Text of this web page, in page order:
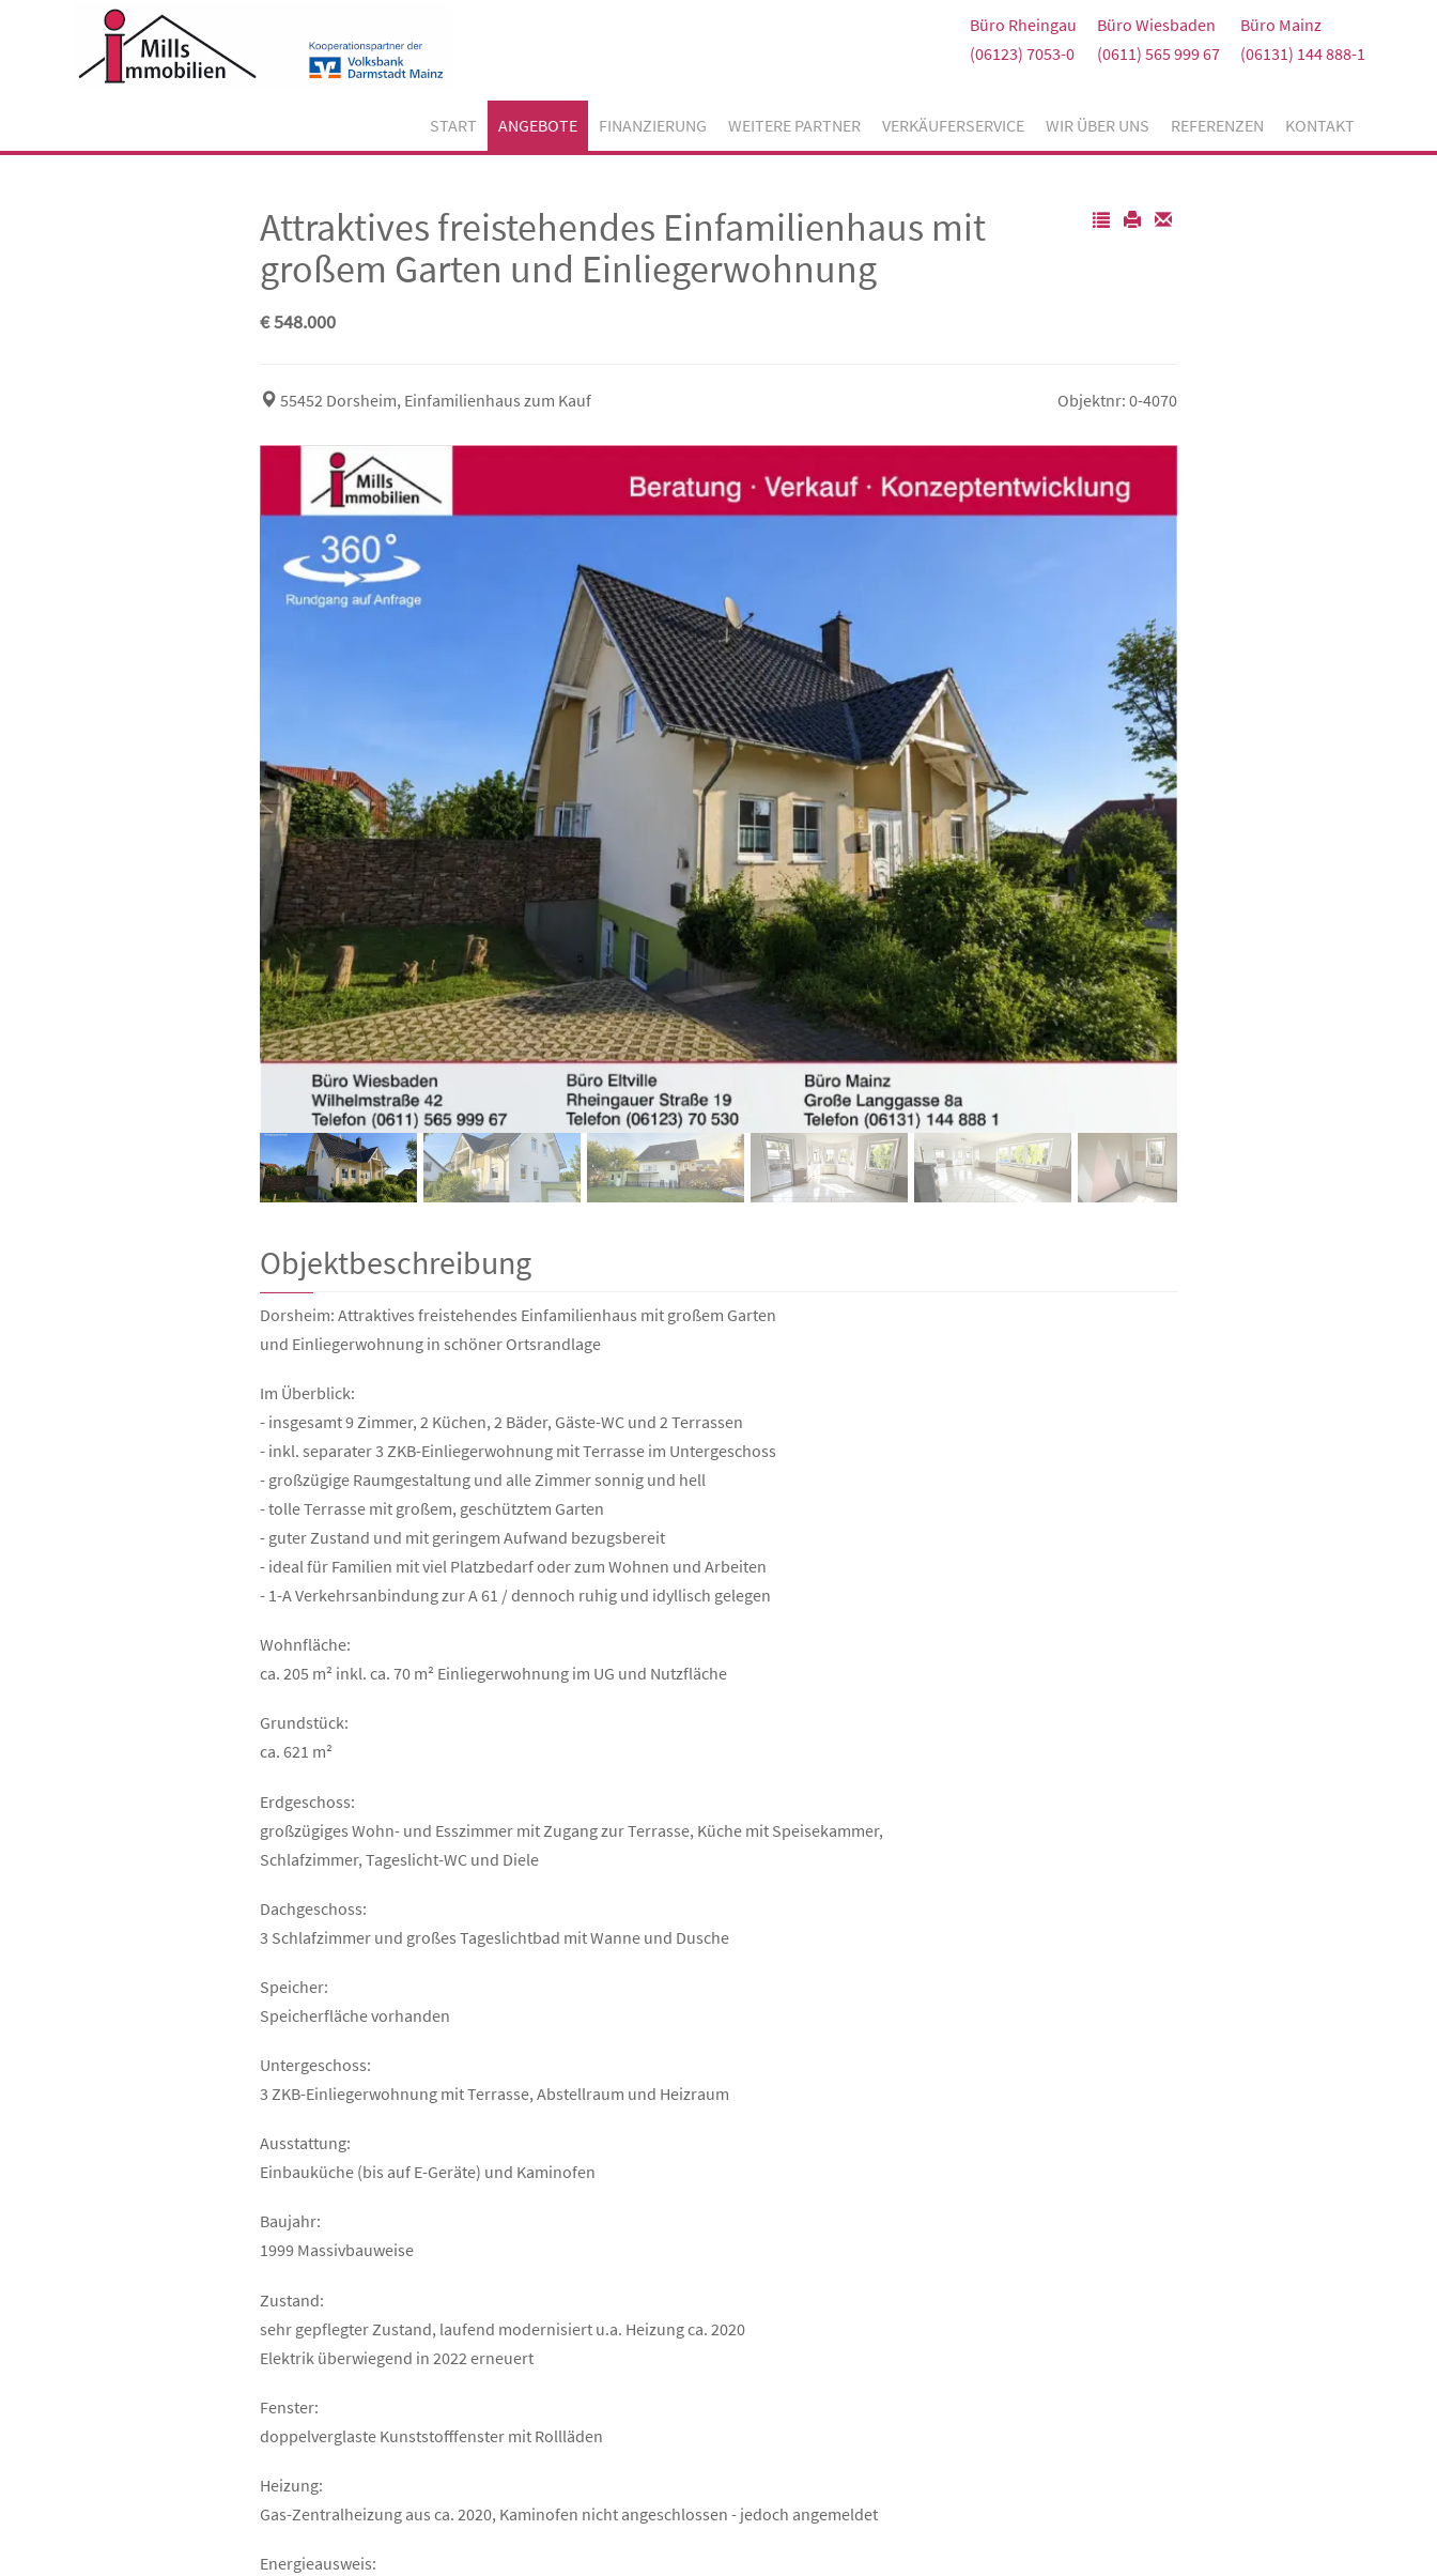
Büro Rheingau
(06123) 7053-0
Büro Wiesbaden
(0611) 565 999 67
Büro Mainz
(06131) 144 888-1
START ANGEBOTE FINANZIERUNG WEITERE PARTNER VERKÄUFERSERVICE WIR ÜBER UNS REFERENZEN KONTAKT
Attraktives freistehendes Einfamilienhaus mit
großem Garten und Einliegerwohnung
€ 548.000
55452 Dorsheim, Einfamilienhaus zum Kauf Objektnr: 0-4070
Objektbeschreibung
Dorsheim: Attraktives freistehendes Einfamilienhaus mit großem Garten
und Einliegerwohnung in schöner Ortsrandlage
Im Überblick:
- insgesamt 9 Zimmer, 2 Küchen, 2 Bäder, Gäste-WC und 2 Terrassen
- inkl. separater 3 ZKB-Einliegerwohnung mit Terrasse im Untergeschoss
- großzügige Raumgestaltung und alle Zimmer sonnig und hell
- tolle Terrasse mit großem, geschütztem Garten
- guter Zustand und mit geringem Aufwand bezugsbereit
- ideal für Familien mit viel Platzbedarf oder zum Wohnen und Arbeiten
- 1-A Verkehrsanbindung zur A 61 / dennoch ruhig und idyllisch gelegen
Wohnfläche:
ca. 205 m² inkl. ca. 70 m² Einliegerwohnung im UG und Nutzfläche
Grundstück:
ca. 621 m²
Erdgeschoss:
großzügiges Wohn- und Esszimmer mit Zugang zur Terrasse, Küche mit Speisekammer,
Schlafzimmer, Tageslicht-WC und Diele
Dachgeschoss:
3 Schlafzimmer und großes Tageslichtbad mit Wanne und Dusche
Speicher:
Speicherfläche vorhanden
Untergeschoss:
3 ZKB-Einliegerwohnung mit Terrasse, Abstellraum und Heizraum
Ausstattung:
Einbauküche (bis auf E-Geräte) und Kaminofen
Baujahr:
1999 Massivbauweise
Zustand:
sehr gepflegter Zustand, laufend modernisiert u.a. Heizung ca. 2020
Elektrik überwiegend in 2022 erneuert
Fenster:
doppelverglaste Kunststofffenster mit Rollläden
Heizung:
Gas-Zentralheizung aus ca. 2020, Kaminofen nicht angeschlossen - jedoch angemeldet
Energieausweis: